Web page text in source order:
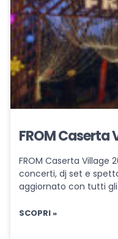
FROM Caserta
FROM Caserta Village
concerti, dj set e
aggiornato con tutti
SCOPRI »